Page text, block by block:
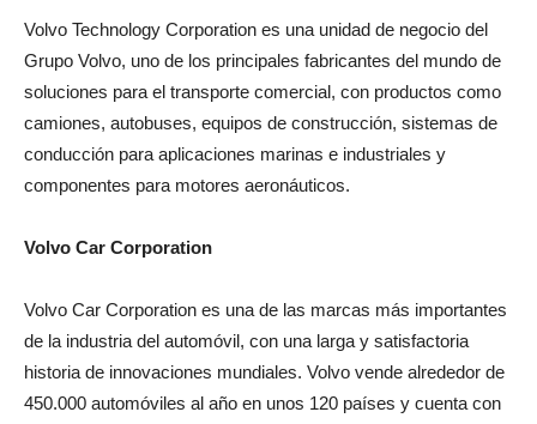
Volvo Technology Corporation es una unidad de negocio del
Grupo Volvo, uno de los principales fabricantes del mundo de
soluciones para el transporte comercial, con productos como
camiones, autobuses, equipos de construcción, sistemas de
conducción para aplicaciones marinas e industriales y
componentes para motores aeronáuticos.
Volvo Car Corporation
Volvo Car Corporation es una de las marcas más importantes
de la industria del automóvil, con una larga y satisfactoria
historia de innovaciones mundiales. Volvo vende alrededor de
450.000 automóviles al año en unos 120 países y cuenta con